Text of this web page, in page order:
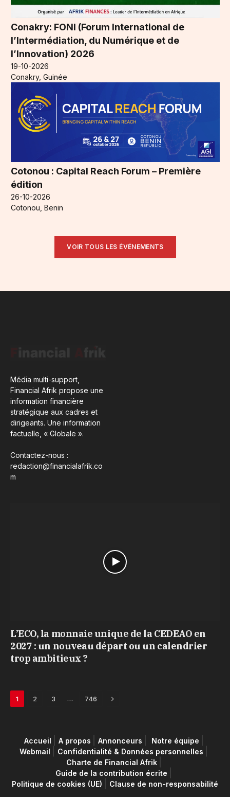
Conakry: FONI (Forum International de
l’Intermédiation, du Numérique et de
l’Innovation) 2026
19-10-2026
Conakry, Guinée
Cotonou : Capital Reach Forum – Première
édition
26-10-2026
Cotonou, Benin
VOIR TOUS LES ÉVÉNEMENTS
Média multi-support,
Financial Afrik propose une
information financière
stratégique aux cadres et
dirigeants. Une information
factuelle, « Globale ».
Contactez-nous :
redaction@financialafrik.co
m
L’ECO, la monnaie unique de la CEDEAO en
2027 : un nouveau départ ou un calendrier
trop ambitieux ?
1 2 3 … 746 Next
Accueil A propos Annonceurs
Notre équipe
Webmail
Confidentialité & Données personnelles
Charte de Financial Afrik
Guide de la contribution écrite
Politique de cookies (UE)
Clause de non-responsabilité